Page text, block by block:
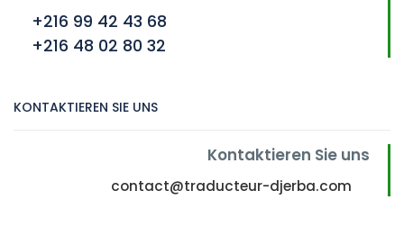
+216 99 42 43 68
+216 48 02 80 32
KONTAKTIEREN SIE UNS
Kontaktieren Sie uns
contact@traducteur-djerba.com